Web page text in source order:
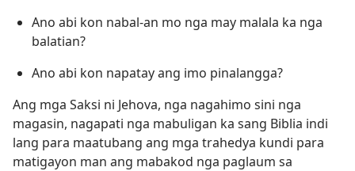
Ano abi kon nabal-an mo nga may malala ka nga
balatian?
Ano abi kon napatay ang imo pinalangga?
Ang mga Saksi ni Jehova, nga nagahimo sini nga
magasin, nagapati nga mabuligan ka sang Biblia indi
lang para maatubang ang mga trahedya kundi para
matigayon man ang mabakod nga paglaum sa